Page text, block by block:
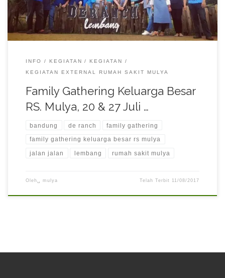
INFO KEGIATAN
KEGIATAN
KEGIATAN EXTERNAL RUMAH SAKIT MULYA
Family Gathering Keluarga Besar
RS. Mulya, 20 & 27 Juli …
bandung de ranch family gathering
family gathering keluarga besar rs mulya
jalan jalan lembang rumah sakit mulya
Oleh␣ mulya Telah Terbit 11/08/2017